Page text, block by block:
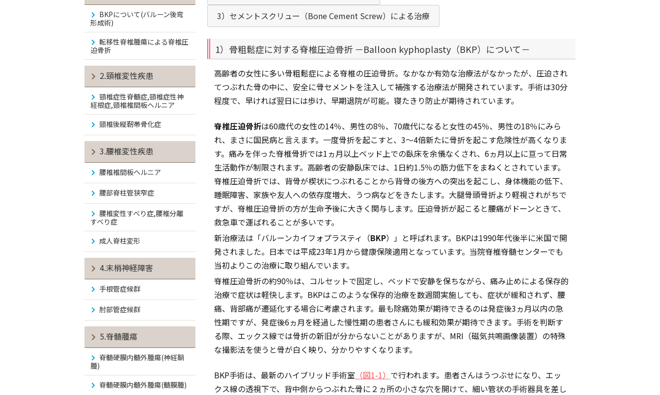
BKPについて(バルーン後弯
形成術)
転移性脊椎腫瘍による脊椎圧
迫骨折
2.頸椎変性疾患
頸椎症性脊髄症,頸椎症性神
経根症,頸椎椎間板ヘルニア
頸椎後縦靭帯骨化症
3.腰椎変性疾患
腰椎椎間板ヘルニア
腰部脊柱管狭窄症
腰椎変性すべり症,腰椎分離
すべり症
成人脊柱変形
4.末梢神経障害
手根管症候群
肘部管症候群
5.脊髄腫瘍
脊髄硬膜内髄外腫瘍(神経鞘
腫)
脊髄硬膜内髄外腫瘍(髄膜腫)
3）セメントスクリュー（Bone Cement Screw）による治療
1）骨粗鬆症に対する脊椎圧迫骨折 －Balloon kyphoplasty（BKP）について－
高齢者の女性に多い骨粗鬆症による脊椎の圧迫骨折。なかなか有効な治療法がなかったが、圧迫され
てつぶれた骨の中に、安全に骨セメントを注入して補強する治療法が開発されています。手術は30分
程度で、早ければ翌日には歩け、早期退院が可能。寝たきり防止が期待されています。
脊椎圧迫骨折は60歳代の女性の14％、男性の8％、70歳代になると女性の45％、男性の18％にみら
れ、まさに国民病と言えます。一度骨折を起こすと、3～4倍新たに骨折を起こす危険性が高くなりま
す。痛みを伴った脊椎骨折では1ヵ月以上ベッド上での臥床を余儀なくされ、6ヵ月以上に亘って日常
生活動作が制限されます。高齢者の安静臥床では、1日約1.5％の筋力低下をまねくとされています。
脊椎圧迫骨折では、背骨が楔状につぶれることから背骨の後方への突出を起こし、身体機能の低下、
睡眠障害、家族や友人への依存度増大、うつ病などをきたします。大腿骨頭骨折より軽視されがちで
すが、脊椎圧迫骨折の方が生命予後に大きく関与します。圧迫骨折が起こると腰痛がドーンときて、
救急車で運ばれることが多いです。
新治療法は「バルーンカイフォプラスティ（BKP）」と呼ばれます。BKPは1990年代後半に米国で開
発されました。日本では平成23年1月から健康保険適用となっています。当院脊椎脊髄センターでも
当初よりこの治療に取り組んでいます。
脊椎圧迫骨折の約90％は、コルセットで固定し、ベッドで安静を保ちながら、痛み止めによる保存的
治療で症状は軽快します。BKPはこのような保存的治療を数週間実施しても、症状が緩和されず、腰
痛、背部痛が遷延化する場合に考慮されます。最も除痛効果が期待できるのは発症後3ヵ月以内の急
性期ですが、発症後6ヵ月を経過した慢性期の患者さんにも緩和効果が期待できます。手術を判断す
る際、エックス線では骨折の新旧が分からないことがありますが、MRI（磁気共鳴画像装置）の特殊
な撮影法を使うと骨が白く映り、分かりやすくなります。
BKP手術は、最新のハイブリッド手術室 （図1-1） で行われます。患者さんはうつぶせになり、エッ
クス線の透視下で、背中側からつぶれた骨に２ヵ所の小さな穴を開けて、細い管状の手術器具を差し